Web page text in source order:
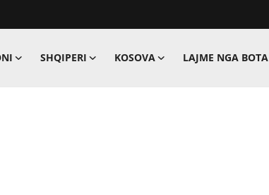
SHQIPERI KOSOVA LAJME NGA BOTA